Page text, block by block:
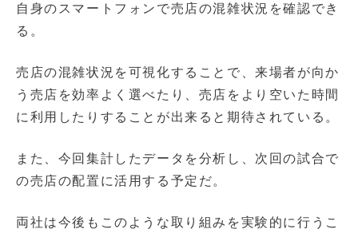
自身のスマートフォンで売店の混雑状況を確認でき
る。
売店の混雑状況を可視化することで、来場者が向か
う売店を効率よく選べたり、売店をより空いた時間
に利用したりすることが出来ると期待されている。
また、今回集計したデータを分析し、次回の試合で
の売店の配置に活用する予定だ。
両社は今後もこのような取り組みを実験的に行うこ